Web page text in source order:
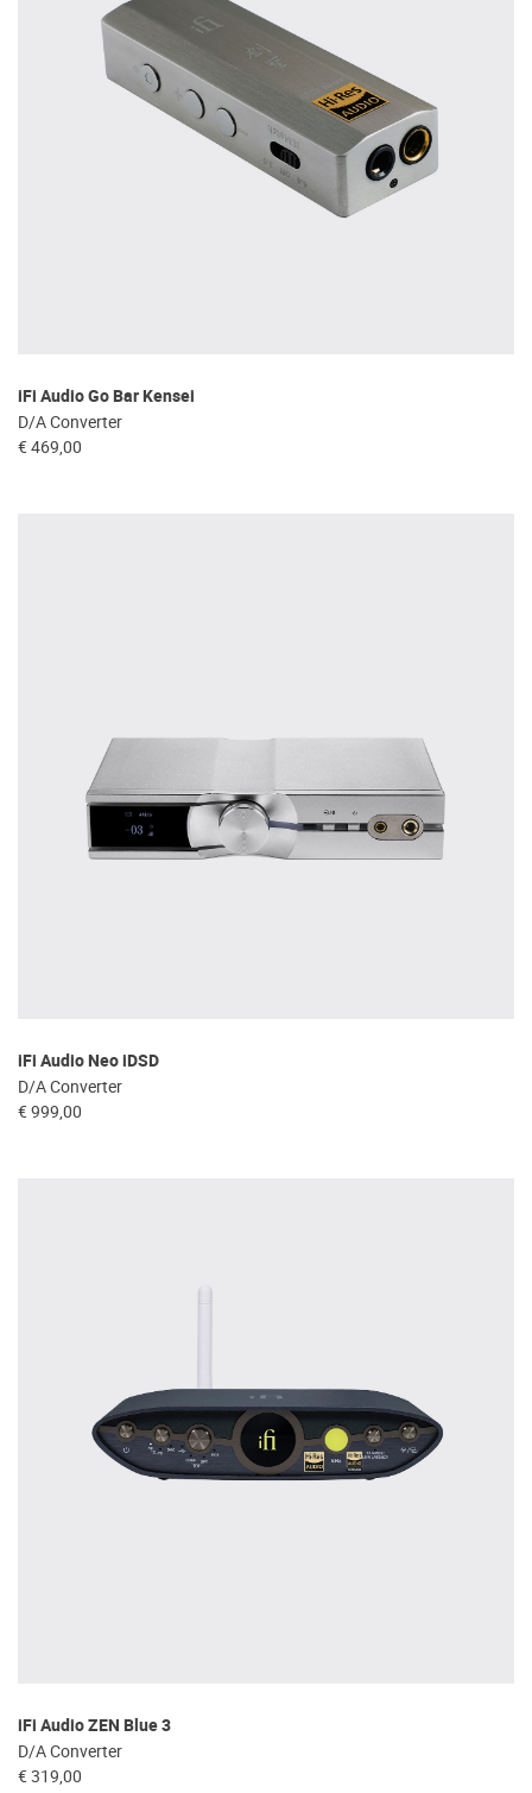
iFi Audio Go Bar Kensei
D/A Converter
€ 469,00
iFi Audio Neo iDSD
D/A Converter
€ 999,00
iFi Audio ZEN Blue 3
D/A Converter
€ 319,00